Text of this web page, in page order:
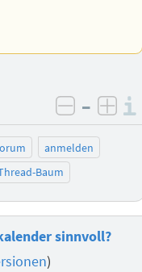
negativ
–
anmelden
Baum
sinnvoll?
)